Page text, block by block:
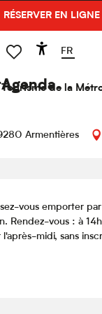
RÉSERVER EN LIGNE
Agendade la
FR
Agenda Le bateau
musique
Armentières
vous emporter
Rendez-vous : à
midi, sans